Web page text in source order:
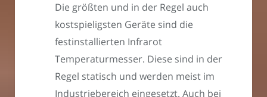
Die größten und in der Regel auch
kostspieligsten Geräte sind die
festinstallierten Infrarot
Temperaturmesser. Diese sind in der
Regel statisch und werden meist im
Industriebereich eingesetzt. Auch bei